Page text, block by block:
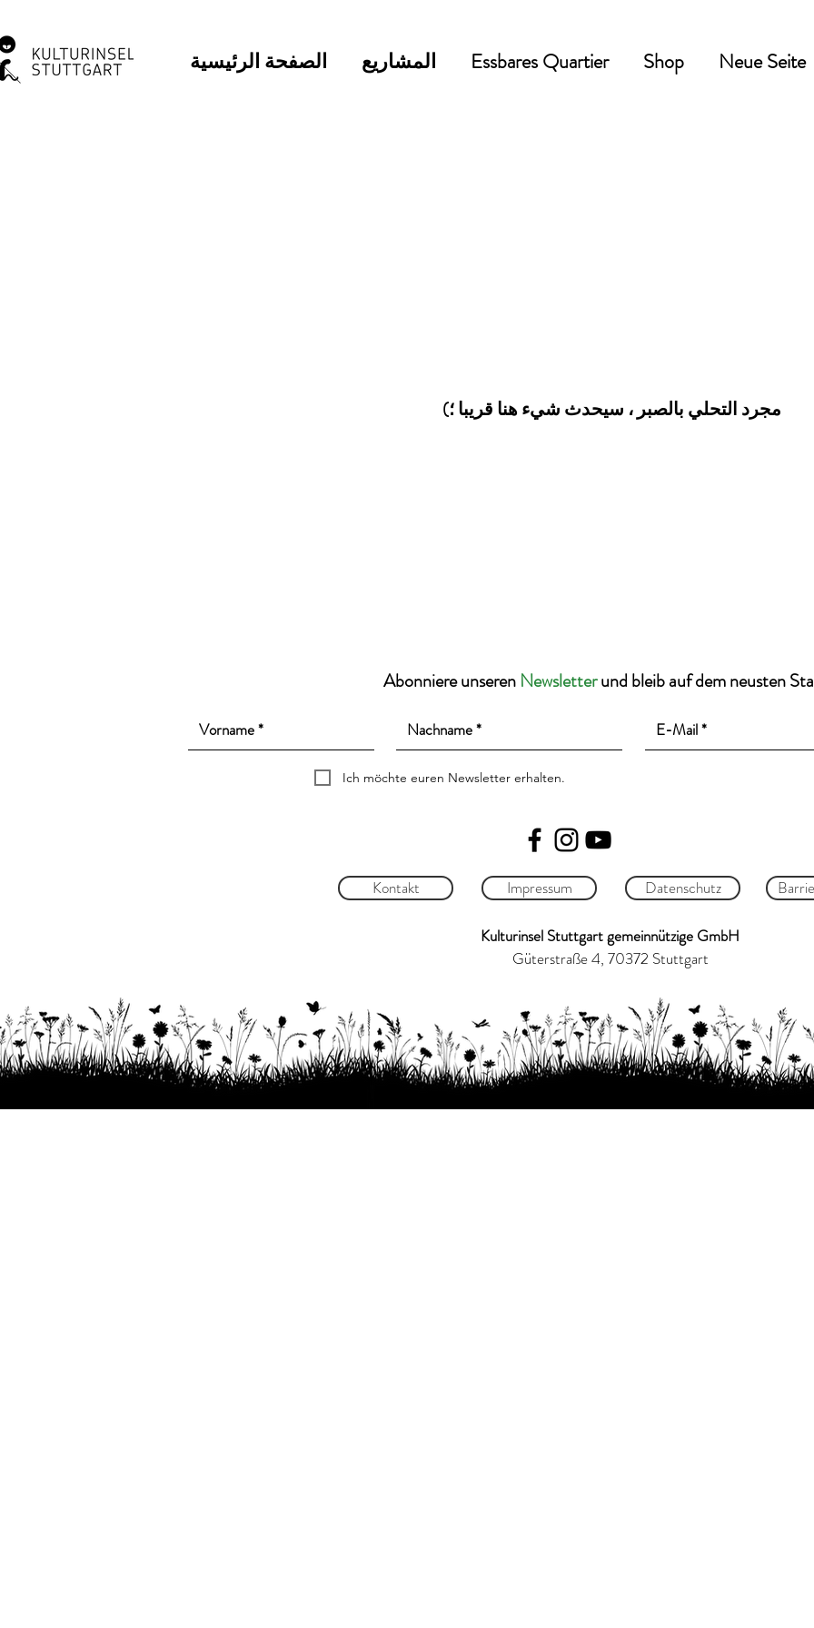
الصفحة الرئيسية المشاريع Essbares Quartier Shop Neue Seite
مجرد التحلي بالصبر ، سيحدث شيء هنا قريبا ؛)
Abonniere unseren Newsletterund bleib auf dem neusten
Ich möchte euren Newsletter erhalten.
Kontakt Impressum Datenschutz
Kulturinsel Stuttgart gemeinnützige GmbH
Güterstraße 4, 70372 Stuttgart